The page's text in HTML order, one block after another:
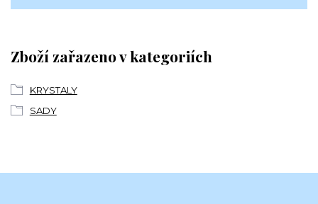
Zboží zařazeno v kategoriích
KRYSTALY
SADY